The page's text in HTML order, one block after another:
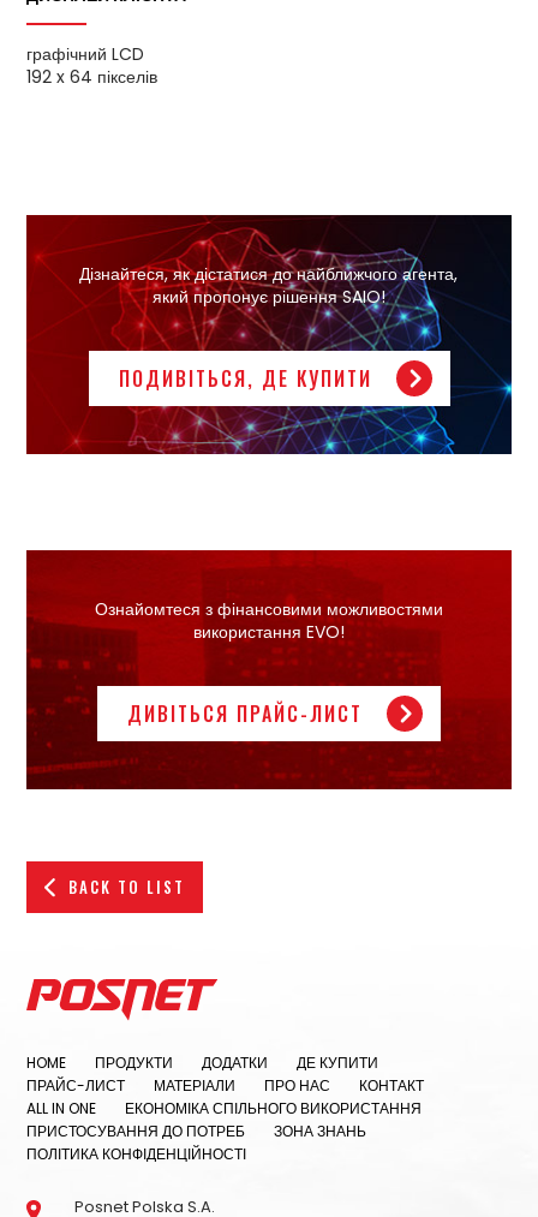
графічний LCD
192 x 64 пікселів
Дізнайтеся, як дістатися до найближчого агента,
який пропонує рішення SAIO!
ПОДИВІТЬСЯ, ДЕ КУПИТИ
Ознайомтеся з фінансовими можливостями
використання EVO!
ДИВІТЬСЯ ПРАЙС-ЛИСТ
BACK TO LIST
HOME ПРОДУКТИ ДОДАТКИ
ДЕ КУПИТИ
ПРАЙС-ЛИСТ
МАТЕРІАЛИ ПРО НАС
КОНТАКТ
ALL IN ONE
ЕКОНОМІКА СПІЛЬНОГО ВИКОРИСТАННЯ
ПРИСТОСУВАННЯ ДО ПОТРЕБ
ЗОНА ЗНАНЬ
ПОЛІТИКА КОНФІДЕНЦІЙНОСТІ
Posnet Polska S.A.